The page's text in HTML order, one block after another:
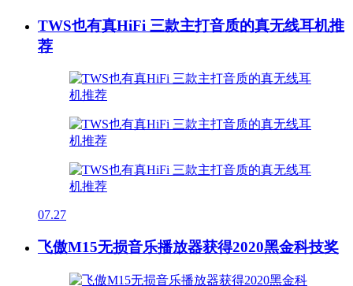
TWS也有真HiFi 三款主打音质的真无线耳机推
荐
07.27
飞傲M15无损音乐播放器获得2020黑金科技奖